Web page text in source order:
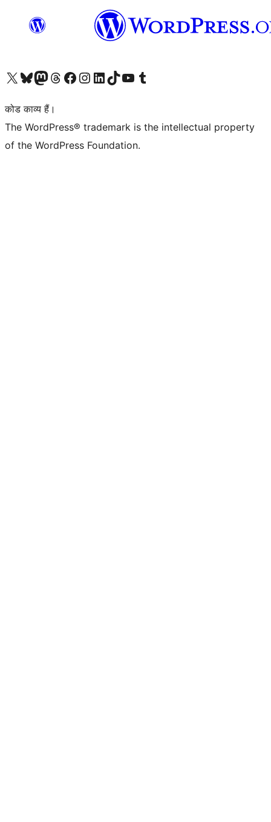
Visit our X (formerly Twitter) account
हमारे बलुस्की खाते पर जाएँVisit our Mastodon account
हमारे थ्रेड्स अकाउंट पर जाएंहमारे फेसबुक पेज पर जाएँहमारे इंस्टाग्राम अकाउंट पर जाएंहमारे लिंक्डइन खाते पर जाएँहमारे टिकटॉक खाते पर जाएँहमारे यूट्यूब चैनल पर जाएंहमारे Tumblr खाते पर जाएँ
कोड काव्य हैं।
The WordPress® trademark is the intellectual property
of the WordPress Foundation.